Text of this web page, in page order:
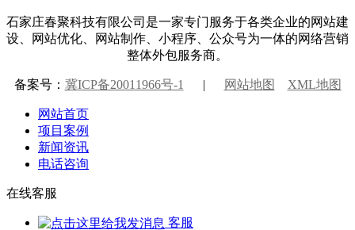
石家庄春聚科技有限公司是一家专门服务于各类企业的网站建
设、网站优化、网站制作、小程序、公众号为一体的网络营销
整体外包服务商。
备案号： 冀ICP备20011966号-1 | 网站地图 XML地图
网站首页
项目案例
新闻资讯
电话咨询
在线客服
客服